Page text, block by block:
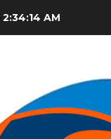
2:34:15 AM